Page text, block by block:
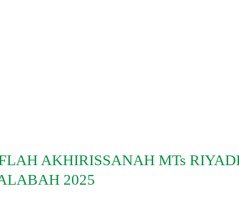
AKHIRISSANAH MTs
2025